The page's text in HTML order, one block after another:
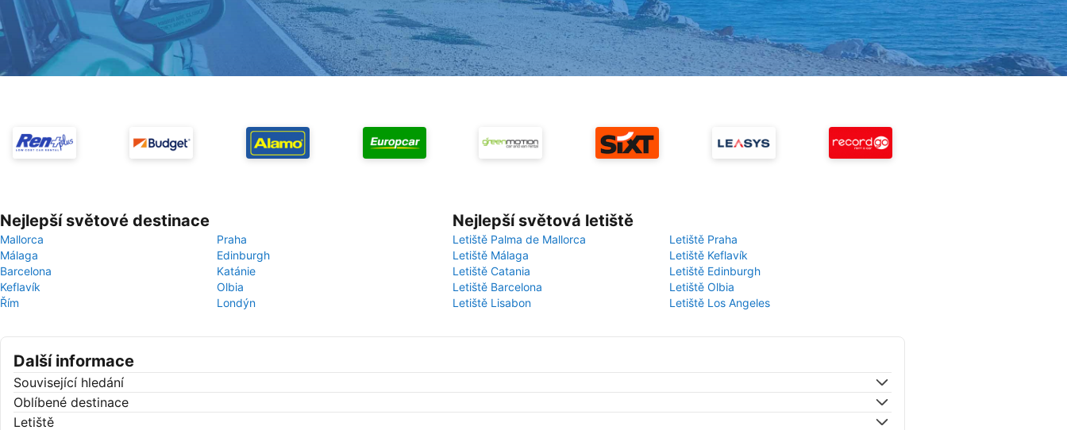
Nejlepší světové destinace
Mallorca
Praha
Málaga
Edinburgh
Barcelona
Katánie
Keflavík
Olbia
Řím
Londýn
Nejlepší světová letiště
Letiště Palma de Mallorca
Letiště Praha
Letiště Málaga
Letiště Keflavík
Letiště Catania
Letiště Edinburgh
Letiště Barcelona
Letiště Olbia
Letiště Lisabon
Letiště Los Angeles
Další informace
Související hledání
Oblíbené destinace
Letiště